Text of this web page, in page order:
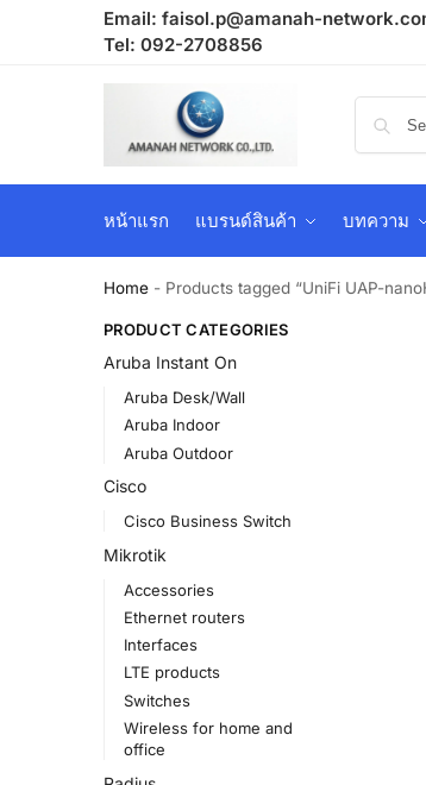
Email: faisol.p@amanah-
Tel: 092-2708856
หน้าแรก แบรนด์สินค้า บทความ
Home - Products tagged “UniFi UAP-
PRODUCT CATEGORIES
Aruba Instant On
Aruba Desk/Wall
Aruba Indoor
Aruba Outdoor
Cisco
Cisco Business Switch
Mikrotik
Accessories
Ethernet routers
Interfaces
LTE products
Switches
Wireless for home and
office